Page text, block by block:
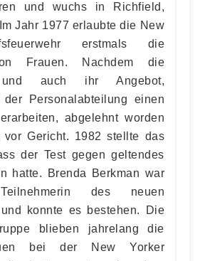
und wuchs in Richfield,
Jahr 1977 erlaubte die New
erstmals die
Frauen. Nachdem die
und auch ihr Angebot,
der Personalabteilung einen
abgelehnt worden
Gericht. 1982 stellte das
der Test gegen geltendes
hatte. Brenda Berkman war
des neuen
und konnte es bestehen. Die
blieben jahrelang die
bei der New Yorker